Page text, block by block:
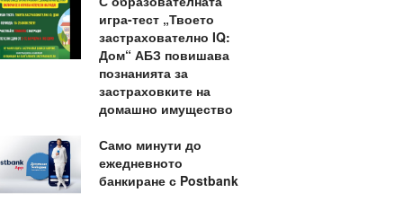
игра-тест „Твоето
застрахователно IQ:
Дом“ АБЗ повишава
познанията за
застраховките на
домашно имущество
Само минути до
ежедневното
банкиране с Postbank